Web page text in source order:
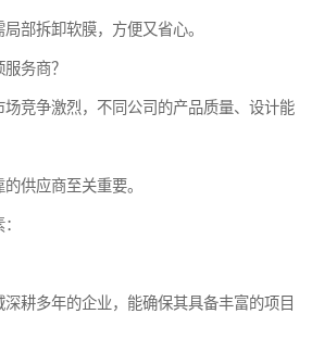
部拆卸软膜，方便又省心。
务商？
竞争激烈，不同公司的产品质量、设计能
供应商至关重要。
耕多年的企业，能确保其具备丰富的项目